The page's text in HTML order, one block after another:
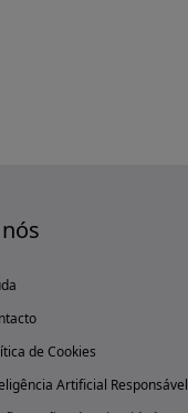
de Cookies
Artificial Responsável